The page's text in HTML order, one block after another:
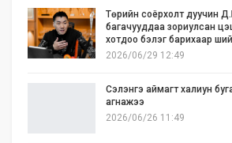
Төрийн соёрхолт дуучин
багачууддаа зориулсан
хотдоо бэлэг барихаар
2026/06/29 12:49
Сэлэнгэ аймагт халиун
агнажээ
2026/06/26 11:49